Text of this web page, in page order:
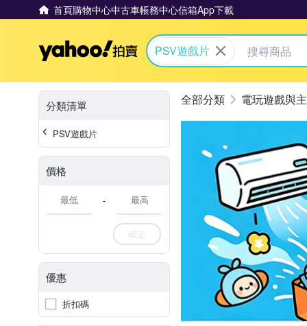
首頁購物中心中古車帳務中心信箱App下載
Yahoo拍賣
PSV遊戲片
分類清單
PSV遊戲片
價格
-
確定
優惠
折扣碼
電玩遊戲與